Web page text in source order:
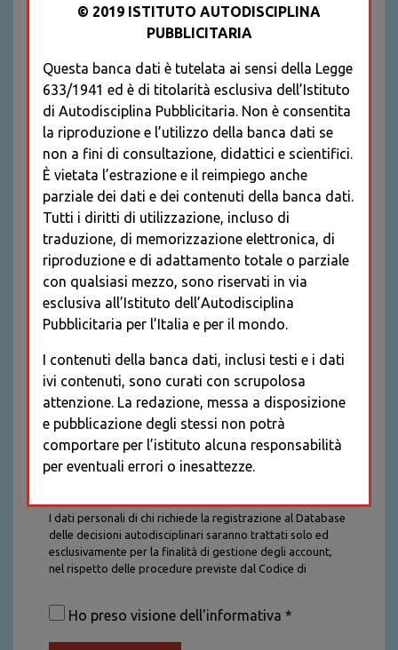
Recupera password
REGISTRATI
* I CAMPI CONTRASSEGNATI SONO
OBBLIGATORI
I dati personali di chi richiede la registrazione al Database
delle decisioni autodisciplinari saranno trattati solo ed
esclusivamente per la finalità di gestione degli account,
nel rispetto delle procedure previste dal Codice di
saranno trattati con tutte le cautele richieste dalla legge e
saranno conservati per la durata stabilita caso per caso
Ho preso visione dell'informativa *
© 2019 ISTITUTO AUTODISCIPLINA
PUBBLICITARIA
Questa banca dati è tutelata ai sensi della Legge
633/1941 ed è di titolarità esclusiva dell’Istituto
di Autodisciplina Pubblicitaria. Non è consentita
la riproduzione e l’utilizzo della banca dati se
non a fini di consultazione, didattici e scientifici.
È vietata l’estrazione e il reimpiego anche
parziale dei dati e dei contenuti della banca dati.
Tutti i diritti di utilizzazione, incluso di
traduzione, di memorizzazione elettronica, di
riproduzione e di adattamento totale o parziale
con qualsiasi mezzo, sono riservati in via
esclusiva all’Istituto dell’Autodisciplina
Pubblicitaria per l’Italia e per il mondo.
I contenuti della banca dati, inclusi testi e i dati
ivi contenuti, sono curati con scrupolosa
attenzione. La redazione, messa a disposizione
e pubblicazione degli stessi non potrà
comportare per l’istituto alcuna responsabilità
per eventuali errori o inesattezze.